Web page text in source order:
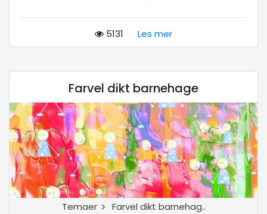
5131 Les mer
Farvel dikt barnehage
Temaer Farvel dikt barnehag..